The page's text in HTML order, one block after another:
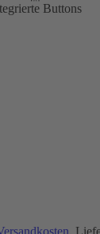
Buttons
.